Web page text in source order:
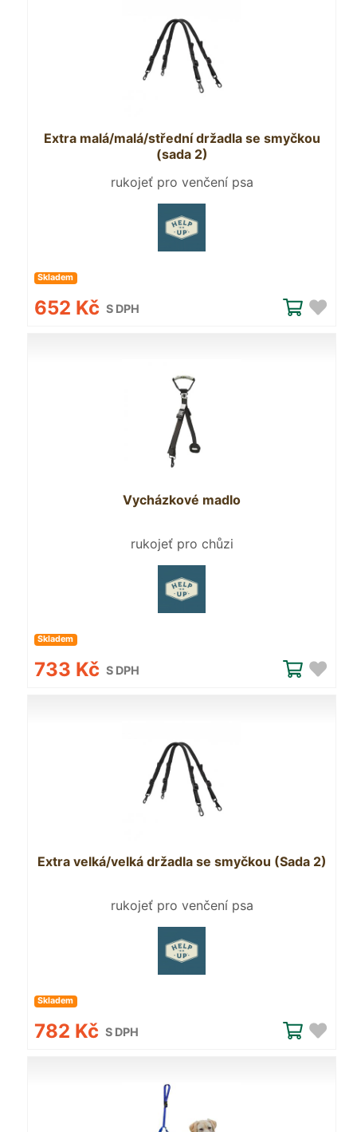
Extra malá/malá/střední držadla se smyčkou
(sada 2)
rukojeť pro venčení psa
Skladem
652 Kč S DPH
Vycházkové madlo
rukojeť pro chůzi
Skladem
733 Kč S DPH
Extra velká/velká držadla se smyčkou (Sada 2)
rukojeť pro venčení psa
Skladem
782 Kč S DPH